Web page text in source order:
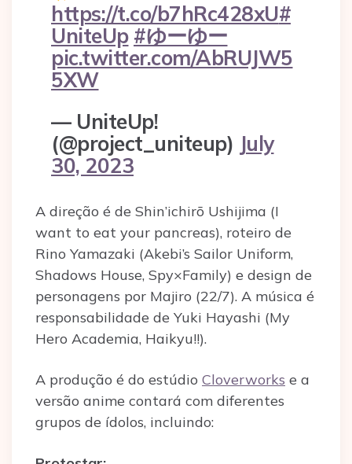
https://t.co/b7hRc428xU#
UniteUp #ゆーゆー
pic.twitter.com/AbRUJW5
5XW
— UniteUp!
(@project_uniteup) July
30, 2023
A direção é de Shin’ichirō Ushijima (I
want to eat your pancreas), roteiro de
Rino Yamazaki (Akebi’s Sailor Uniform,
Shadows House, Spy×Family) e design de
personagens por Majiro (22/7). A música é
responsabilidade de Yuki Hayashi (My
Hero Academia, Haikyu!!).
A produção é do estúdio Cloverworks e a
versão anime contará com diferentes
grupos de ídolos, incluindo: